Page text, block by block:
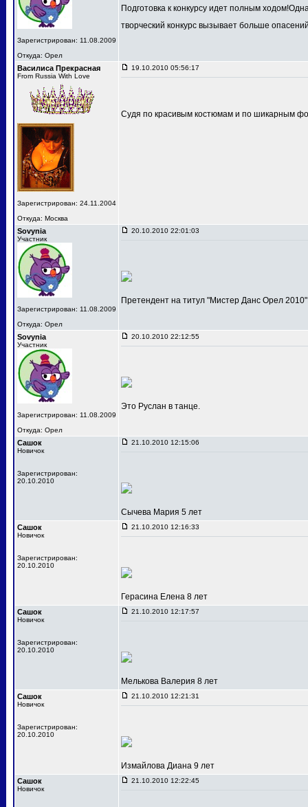
Зарегистрирован: 11.08.2009
Откуда: Орел
Подготовка к конкурсу идет полным
творческий конкурс вызывает больше
Василиса Прекрасная
From Russia With Love
Зарегистрирован: 24.11.2004
Откуда: Москва
19.10.2010 05:56:17
Судя по красивым костюмам и по шикарным
Sovynia
Участник
Зарегистрирован: 11.08.2009
Откуда: Орел
20.10.2010 22:01:03
Претендент на титул "Мистер Данс Орел
Sovynia
Участник
Зарегистрирован: 11.08.2009
Откуда: Орел
20.10.2010 22:12:55
Это Руслан в танце.
Сашок
Новичок
Зарегистрирован:
20.10.2010
21.10.2010 12:15:06
Сычева Мария 5 лет
Сашок
Новичок
Зарегистрирован:
20.10.2010
21.10.2010 12:16:33
Герасина Елена 8 лет
Сашок
Новичок
Зарегистрирован:
20.10.2010
21.10.2010 12:17:57
Мелькова Валерия 8 лет
Сашок
Новичок
Зарегистрирован:
20.10.2010
21.10.2010 12:21:31
Измайлова Диана 9 лет
Сашок
Новичок
21.10.2010 12:22:45